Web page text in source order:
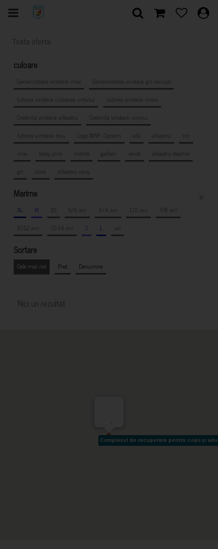
Toata oferta
culoare
Generozitatea vindecă- mov
Generozitatea vindecă- gri cenușă
Iubirea vindecă- culoarea untului
Iubirea vindecă- maro
Credința vindecă- albastru
Credința vindecă- vișiniu
Iubirea vindecă- roșu
Logo MNF- Cyclam alb albastru
roz
mov
baby pink mentă galben verde
albastru deschis
gri
coral albastru navy
Marime
XL M XS 5/6 ani 3/4 ani 1/2 ani
7/8 ani
10-12 ani
12-14 ani S L xxl
Sortare
Cele mai noi Pret Denumire
Nici un rezultat
Complexul de recuperare pentru copii și
Complexul de recuperare pentru copii și
-